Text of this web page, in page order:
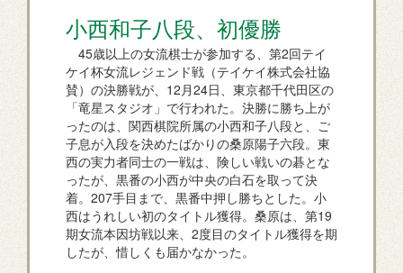
小西和子八段、初優勝
45歳以上の女流棋士が参加する、第2回テイ
ケイ杯女流レジェンド戦（テイケイ株式会社協
賛）の決勝戦が、12月24日、東京都千代田区の
「竜星スタジオ」で行われた。決勝に勝ち上が
ったのは、関西棋院所属の小西和子八段と、ご
子息が入段を決めたばかりの桑原陽子六段。東
西の実力者同士の一戦は、険しい戦いの碁とな
ったが、黒番の小西が中央の白石を取って決
着。207手目まで、黒番中押し勝ちとした。小
西はうれしい初のタイトル獲得。桑原は、第19
期女流本因坊戦以来、2度目のタイトル獲得を期
したが、惜しくも届かなかった。